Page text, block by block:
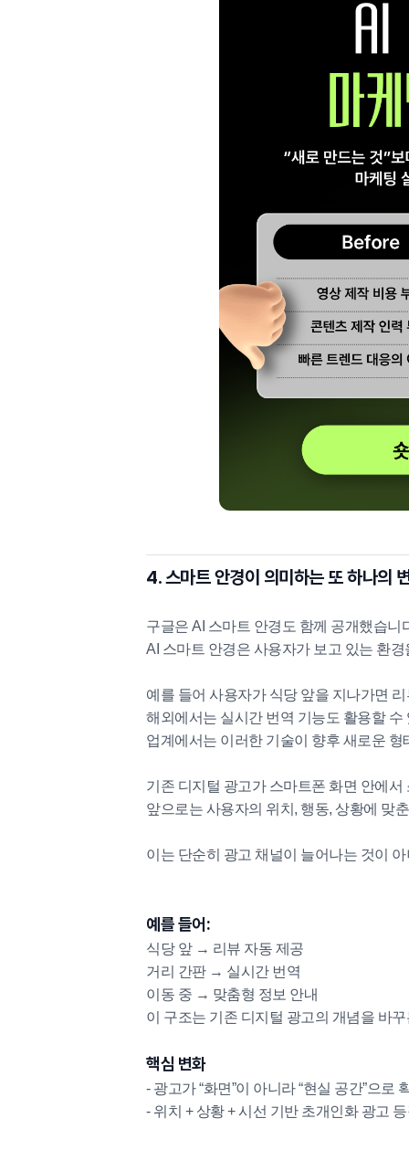
4. 스마트 안경이 의미하는 또 하나의
구글은 AI 스마트 안경도 함께 공개했습니
AI 스마트 안경은 사용자가 보고 있는 환
예를 들어 사용자가 식당 앞을 지나가면
해외에서는 실시간 번역 기능도 활용할 수
업계에서는 이러한 기술이 향후 새로운
기존 디지털 광고가 스마트폰 화면 안에서
앞으로는 사용자의 위치, 행동, 상황에 맞
이는 단순히 광고 채널이 늘어나는 것이
예를 들어:
식당 앞 → 리뷰 자동 제공
거리 간판 → 실시간 번역
이동 중 → 맞춤형 정보 안내
이 구조는 기존 디지털 광고의 개념을 바
핵심 변화
- 광고가 “화면”이 아니라 “현실 공간”으로
- 위치 + 상황 + 시선 기반 초개인화 광고